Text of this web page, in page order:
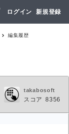
ログイン 新規登録
編集履歴
takabosoft
スコア 8356